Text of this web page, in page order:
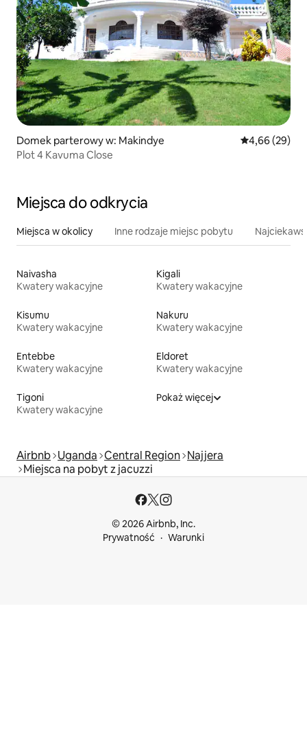
Domek parterowy w: Makindye Średnia
4,66 (29)
Plot 4 Kavuma Close
Miejsca do odkrycia
Miejsca w okolicy Inne rodzaje miejsc pobytu
Naivasha
Kwatery wakacyjne
Kigali
Kwatery wakacyjne
Kisumu
Kwatery wakacyjne
Nakuru
Kwatery wakacyjne
Entebbe
Kwatery wakacyjne
Eldoret
Kwatery wakacyjne
Tigoni
Kwatery wakacyjne
Pokaż więcej
Airbnb Uganda Central Region Najjera
Miejsca na pobyt z jacuzzi
© 2026 Airbnb, Inc.
Prywatność
Warunki